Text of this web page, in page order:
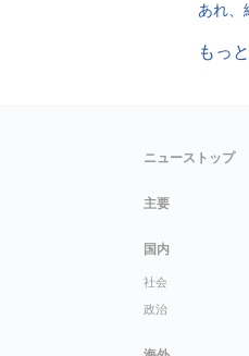
あれ、
もっ
ニューストップ
主要
国内
社会
政治